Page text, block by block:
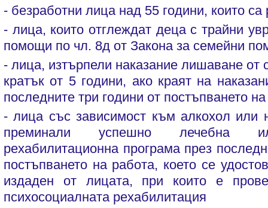
- безработни лица над 55 години, които
- лица, които отглеждат деца с трайни
помощи по чл. 8д от Закона за семейни
- лица, изтърпели наказание лишаване от
кратък от 5 години, ако краят на
последните три години от постъпването
- лица със зависимост към алкохол или
преминали успешно лечебна
рехабилитационна програма през
постъпването на работа, което се
издаден от лицата, при които е
психосоциалната рехабилитация